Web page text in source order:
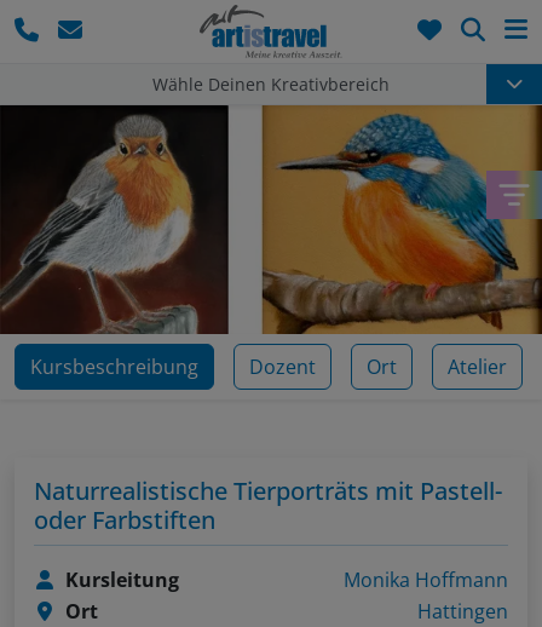
Wähle Deinen Kreativbereich
Kursbeschreibung Dozent Ort Atelier
Naturrealistische Tierporträts mit Pastell-
oder Farbstiften
Kursleitung
Monika Hoffmann
Ort
Hattingen